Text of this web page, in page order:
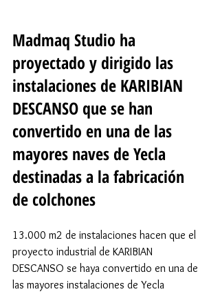
Madmaq Studio ha
proyectado y dirigido las
instalaciones de KARIBIAN
DESCANSO que se han
convertido en una de las
mayores naves de Yecla
destinadas a la fabricación
de colchones
13.000 m2 de instalaciones hacen que el
proyecto industrial de KARIBIAN
DESCANSO se haya convertido en una de
las mayores instalaciones de Yecla